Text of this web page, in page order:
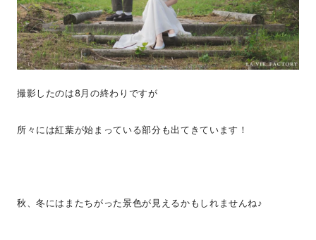
撮影したのは8月の終わりですが
所々には紅葉が始まっている部分も出てきています！
秋、冬にはまたちがった景色が見えるかもしれませんね♪